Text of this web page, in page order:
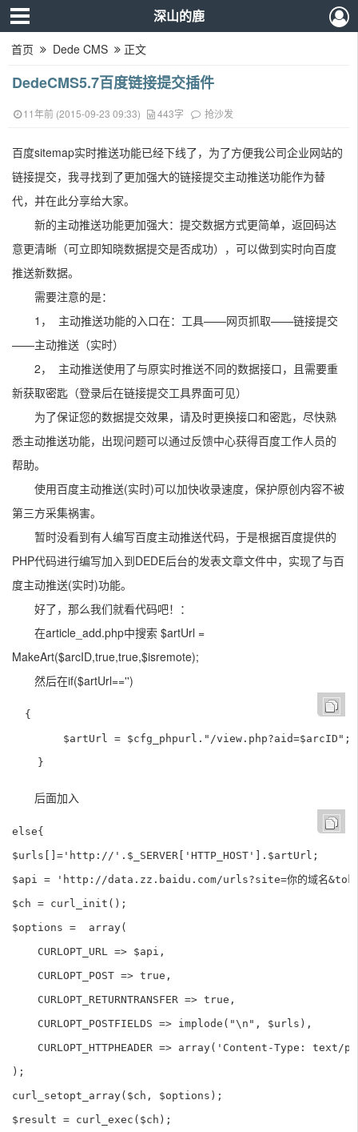
深山的鹿
首页 Dede CMS 正文
DedeCMS5.7百度链接提交插件
11年前 (2015-09-23 09:33) 443字 抢沙发
百度sitemap实时推送功能已经下线了，为了方便我公司企业网站的
链接提交，我寻找到了更加强大的链接提交主动推送功能作为替
代，并在此分享给大家。
新的主动推送功能更加强大：提交数据方式更简单，返回码达
意更清晰（可立即知晓数据提交是否成功），可以做到实时向百度
推送新数据。
需要注意的是：
1， 主动推送功能的入口在：工具——网页抓取——链接提交
——主动推送（实时）
2， 主动推送使用了与原实时推送不同的数据接口，且需要重
新获取密匙（登录后在链接提交工具界面可见）
为了保证您的数据提交效果，请及时更换接口和密匙，尽快熟
悉主动推送功能，出现问题可以通过反馈中心获得百度工作人员的
帮助。
使用百度主动推送(实时)可以加快收录速度，保护原创内容不被
第三方采集祸害。
暂时没看到有人编写百度主动推送代码，于是根据百度提供的
PHP代码进行编写加入到DEDE后台的发表文章文件中，实现了与百
度主动推送(实时)功能。
好了，那么我们就看代码吧！：
在article_add.php中搜索 $artUrl =
MakeArt($arcID,true,true,$isremote);
然后在if($artUrl=='')
  {
        $artUrl = $cfg_phpurl."/view.php?aid=$arcID";
    }
后面加入
else{
$urls[]='http://'.$_SERVER['HTTP_HOST'].$artUrl;
$api = 'http://data.zz.baidu.com/urls?site=你的域名
$ch = curl_init();
$options =  array(
    CURLOPT_URL => $api,
    CURLOPT_POST => true,
    CURLOPT_RETURNTRANSFER => true,
    CURLOPT_POSTFIELDS => implode("\n", $urls),
CURLOPT_HTTPHEADER => array('Content-Type: text/
);
curl_setopt_array($ch, $options);
$result = curl_exec($ch);